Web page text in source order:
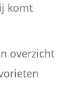
komt
overzicht